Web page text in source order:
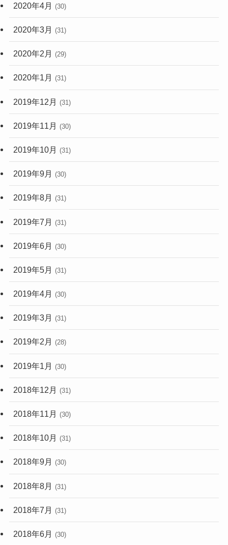
2020年4月 (30)
2020年3月 (31)
2020年2月 (29)
2020年1月 (31)
2019年12月 (31)
2019年11月 (30)
2019年10月 (31)
2019年9月 (30)
2019年8月 (31)
2019年7月 (31)
2019年6月 (30)
2019年5月 (31)
2019年4月 (30)
2019年3月 (31)
2019年2月 (28)
2019年1月 (30)
2018年12月 (31)
2018年11月 (30)
2018年10月 (31)
2018年9月 (30)
2018年8月 (31)
2018年7月 (31)
2018年6月 (30)